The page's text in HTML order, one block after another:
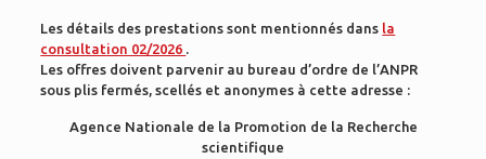
Les détails des prestations sont mentionnés dans la
consultation 02/2026 .
Les offres doivent parvenir au bureau d’ordre de l’ANPR
sous plis fermés, scellés et anonymes à cette adresse :
Agence Nationale de la Promotion de la Recherche
scientifique